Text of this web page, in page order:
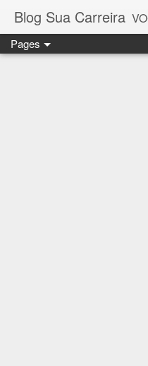
Blog Sua Carreira
Pages